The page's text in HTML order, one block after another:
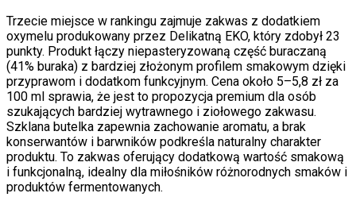
Trzecie miejsce w rankingu zajmuje zakwas z dodatkiem
oxymelu produkowany przez Delikatną EKO, który zdobył 23
punkty. Produkt łączy niepasteryzowaną część buraczaną
(41% buraka) z bardziej złożonym profilem smakowym dzięki
przyprawom i dodatkom funkcyjnym. Cena około 5–5,8 zł za
100 ml sprawia, że jest to propozycja premium dla osób
szukających bardziej wytrawnego i ziołowego zakwasu.
Szklana butelka zapewnia zachowanie aromatu, a brak
konserwantów i barwników podkreśla naturalny charakter
produktu. To zakwas oferujący dodatkową wartość smakową
i funkcjonalną, idealny dla miłośników różnorodnych smaków i
produktów fermentowanych.